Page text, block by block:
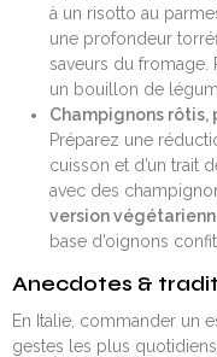
à un risotto au
une profondeur
saveurs du fromage.
un bouillon de
Champignons
Préparez une
cuisson et d’un trait
avec des
version
base d’oignons
Anecdotes &
En Italie, commander un
gestes les plus